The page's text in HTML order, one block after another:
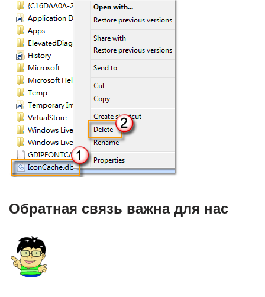
Обратная связь важна для нас